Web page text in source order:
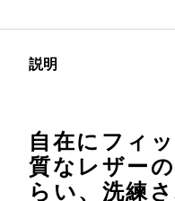
説明
自在にフィ
質なレザー
らい、洗練